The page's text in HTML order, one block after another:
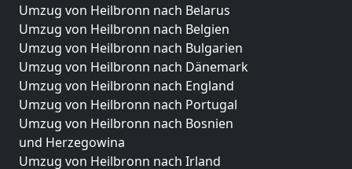
Umzug von Heilbronn nach Belarus
Umzug von Heilbronn nach Belgien
Umzug von Heilbronn nach Bulgarien
Umzug von Heilbronn nach Dänemark
Umzug von Heilbronn nach England
Umzug von Heilbronn nach Portugal
Umzug von Heilbronn nach Bosnien
und Herzegowina
Umzug von Heilbronn nach Irland